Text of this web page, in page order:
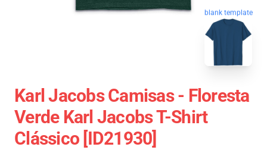
blank template
Karl Jacobs Camisas - Floresta
Verde Karl Jacobs T-Shirt
Clássico [ID21930]